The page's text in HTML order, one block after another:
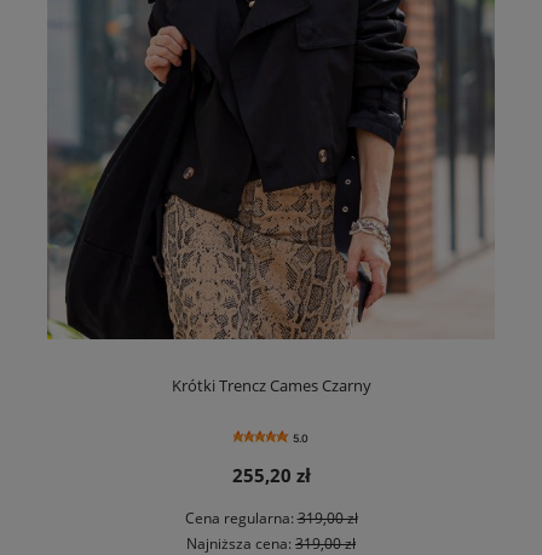
Krótki Trencz Cames Czarny
5.0
255,20 zł
Cena regularna:319,00 zł
Najniższa cena: 319,00 zł